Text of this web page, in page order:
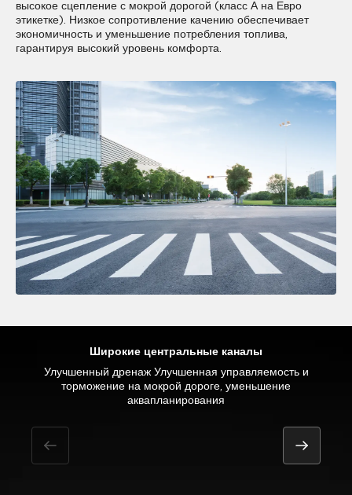
высокое сцепление с мокрой дорогой (класс А на Евро
этикетке). Низкое сопротивление качению обеспечивает
экономичность и уменьшение потребления топлива,
гарантируя высокий уровень комфорта.
Широкие центральные каналы
Улучшенный дренаж Улучшенная управляемость и
торможение на мокрой дороге, уменьшение
аквапланирования
Уменьшение риска аквапланирования
Определенный градус вхождения ламелей в контакт с
дорожным полотном Низкий уровень шума и высокий
комфорт
Уменьшение сопротивления качению благодаря новейшим
материалам и оптимизированному рисунку протектора